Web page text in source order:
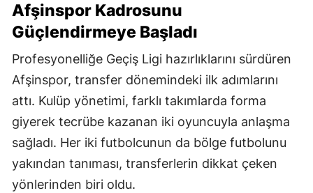
Afşinspor Kadrosunu
Güçlendirmeye Başladı
Profesyonelliğe Geçiş Ligi hazırlıklarını sürdüren
Afşinspor, transfer dönemindeki ilk adımlarını
attı. Kulüp yönetimi, farklı takımlarda forma
giyerek tecrübe kazanan iki oyuncuyla anlaşma
sağladı. Her iki futbolcunun da bölge futbolunu
yakından tanıması, transferlerin dikkat çeken
yönlerinden biri oldu.